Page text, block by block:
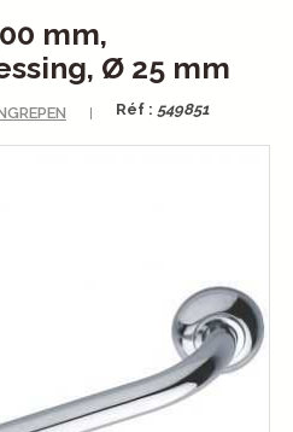
mm,
Ø 25 mm
Réf : 549851